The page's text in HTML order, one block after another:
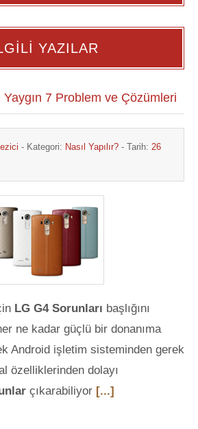
YAZILAR
7 Problem ve Çözümleri
- Kategori: Nasıl Yapılır? - Tarih: 26
LG G4 Sorunları başlığını
ne kadar güçlü bir donanıma
Android işletim sisteminden gerek
özelliklerinden dolayı
çıkarabiliyor [...]